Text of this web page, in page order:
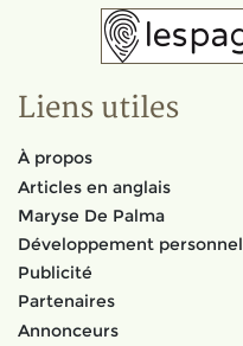
Liens utiles
À propos
Articles en anglais
Maryse De Palma
Développement personnel
Publicité
Partenaires
Annonceurs